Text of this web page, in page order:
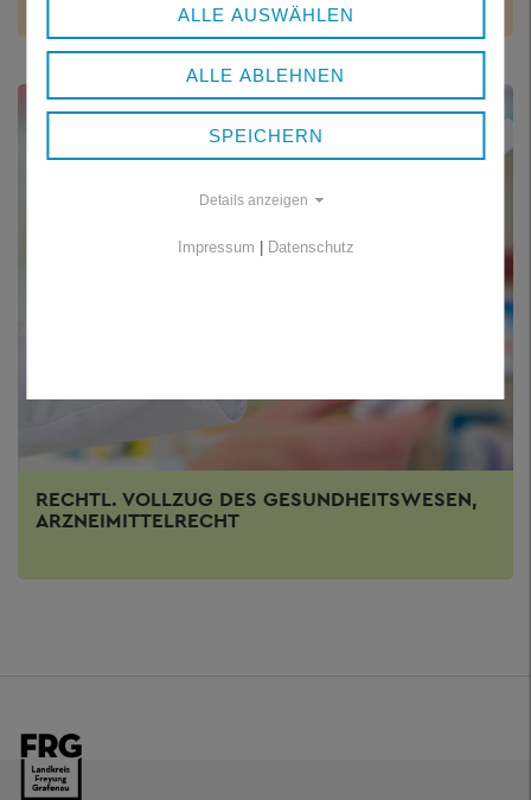
Notruf und Rettungsdienste
RECHTL. VOLLZUG DES GESUNDHEITSWESEN,
ARZNEIMITTELRECHT
ALLE AUSWÄHLEN
ALLE ABLEHNEN
SPEICHERN
Details anzeigen
Impressum Datenschutz